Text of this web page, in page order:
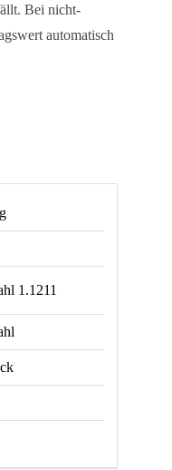
Bei nicht-
automatisch
1.1211